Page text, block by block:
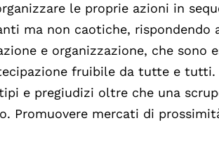
le proprie azioni in
ma non caotiche, rispondendo
e organizzazione, che sono
fruibile da tutte e tutti.
e pregiudizi oltre che una
Promuovere mercati di